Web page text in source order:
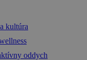
kultúra
oddych